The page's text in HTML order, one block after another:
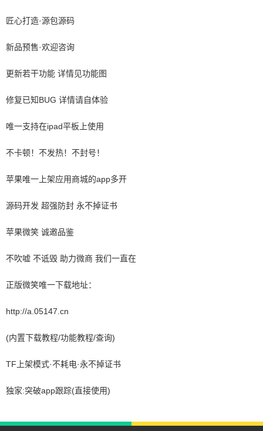
匠心打造·源包源码
新品预售·欢迎咨询
更新若干功能 详情见功能图
修复已知BUG 详情请自体验
唯一支持在ipad平板上使用
不卡顿！不发热！不封号！
苹果唯一上架应用商城的app多开
源码开发 超强防封 永不掉证书
苹果微笑 诚邀品鉴
不吹嘘 不诋毁 助力微商 我们一直在
正版微笑唯一下载地址：
http://a.05147.cn
(内置下载教程/功能教程/查询)
TF上架模式·不耗电·永不掉证书
独家:突破app跟踪(直接使用)